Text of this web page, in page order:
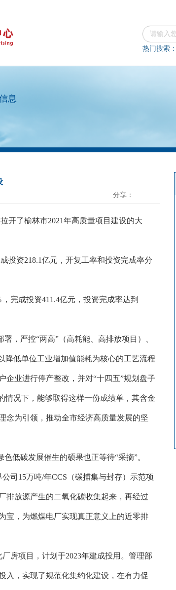
热门搜索：
息
分享：
开了榆林市2021年高质量项目建设的大
投资218.1亿元，开复工率和投资完成率分
完成投资411.4亿元，投资完成率达到
署，严控“两高”（高耗能、高排放项目）、
降低单位工业增加值能耗为核心的工艺流程
企业进行停产整改，并对“十四五”规划盘子
情况下，能够取得这样一份成绩单，其含金
念为引领，推动全市经济高质量发展的坚
色低碳发展催生的硕果也正等待“采摘”。
司15万吨/年CCS（碳捕集与封存）示范项
排放源产生的二氧化碳收集起来，再经过
宝，为燃煤电厂实现真正意义上的近零排
房项目，计划于2023年建成投用。管理部
入，实现了规范化集约化建设，在有力促